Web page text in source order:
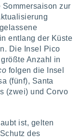
zur
entlang der Küste
Die Insel Pico
Anzahl in
folgen die Insel
(fünf), Santa
(zwei) und Corvo
ist, gelten
des